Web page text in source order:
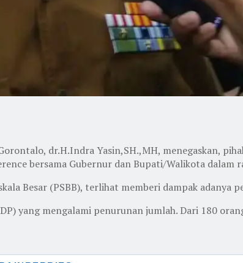
dr.H.Indra Yasin,SH.,MH, menegaskan,
bersama Gubernur dan Bupati/Walikota dalam
Besar (PSBB), terlihat memberi dampak adanya
yang mengalami penurunan jumlah. Dari 180